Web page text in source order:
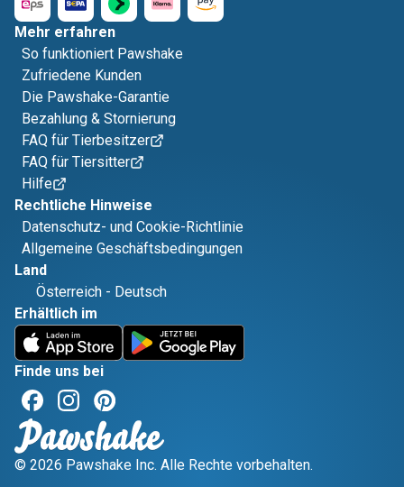
Mehr erfahren
So funktioniert Pawshake
Zufriedene Kunden
Die Pawshake-Garantie
Bezahlung & Stornierung
FAQ für Tierbesitzer
FAQ für Tiersitter
Hilfe
Rechtliche Hinweise
Datenschutz- und Cookie-Richtlinie
Allgemeine Geschäftsbedingungen
Land
Österreich - Deutsch
Erhältlich im
Finde uns bei
© 2026 Pawshake Inc. Alle Rechte vorbehalten.